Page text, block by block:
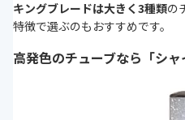
キングブレードは大きく3種類の
特徴で選ぶのもおすすめです。
高発色のチューブなら「シ